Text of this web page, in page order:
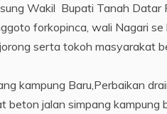
Wakil Bupati Tanah Datar
forkopinca, wali Nagari
serta tokoh masyarakat
kampung Baru,Perbaikan
jalan simpang kampung